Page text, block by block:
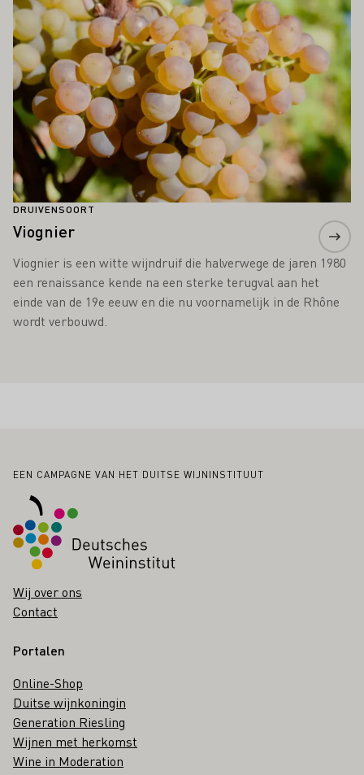
DRUIVENSOORT
Viognier
Viognier is een witte wijndruif die halverwege de jaren 1980
een renaissance kende na een sterke terugval aan het
einde van de 19e eeuw en die nu voornamelijk in de Rhône
wordt verbouwd.
Voettekst
EEN CAMPAGNE VAN HET DUITSE WIJNINSTITUUT
Wij over ons
Contact
Portalen
Online-Shop
Duitse wijnkoningin
Generation Riesling
Wijnen met herkomst
Wine in Moderation